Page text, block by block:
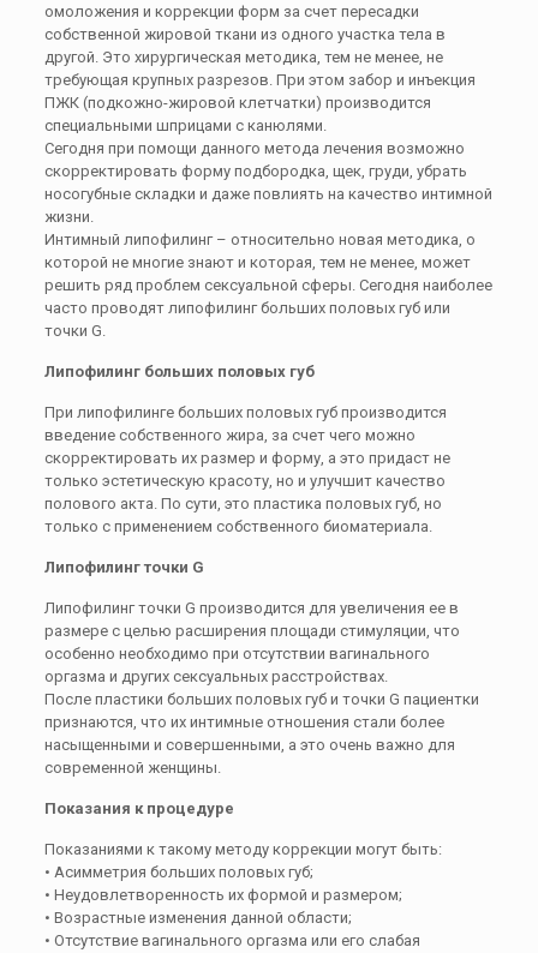
омоложения и коррекции форм за счет пересадки
собственной жировой ткани из одного участка тела в
другой. Это хирургическая методика, тем не менее, не
требующая крупных разрезов. При этом забор и инъекция
ПЖК (подкожно-жировой клетчатки) производится
специальными шприцами с канюлями.
Сегодня при помощи данного метода лечения возможно
скорректировать форму подбородка, щек, груди, убрать
носогубные складки и даже повлиять на качество интимной
жизни.
Интимный липофилинг – относительно новая методика, о
которой не многие знают и которая, тем не менее, может
решить ряд проблем сексуальной сферы. Сегодня наиболее
часто проводят липофилинг больших половых губ или
точки G.
Липофилинг больших половых губ
При липофилинге больших половых губ производится
введение собственного жира, за счет чего можно
скорректировать их размер и форму, а это придаст не
только эстетическую красоту, но и улучшит качество
полового акта. По сути, это пластика половых губ, но
только с применением собственного биоматериала.
Липофилинг точки G
Липофилинг точки G производится для увеличения ее в
размере с целью расширения площади стимуляции, что
особенно необходимо при отсутствии вагинального
оргазма и других сексуальных расстройствах.
После пластики больших половых губ и точки G пациентки
признаются, что их интимные отношения стали более
насыщенными и совершенными, а это очень важно для
современной женщины.
Показания к процедуре
Показаниями к такому методу коррекции могут быть:
• Асимметрия больших половых губ;
• Неудовлетворенность их формой и размером;
• Возрастные изменения данной области;
• Отсутствие вагинального оргазма или его слабая